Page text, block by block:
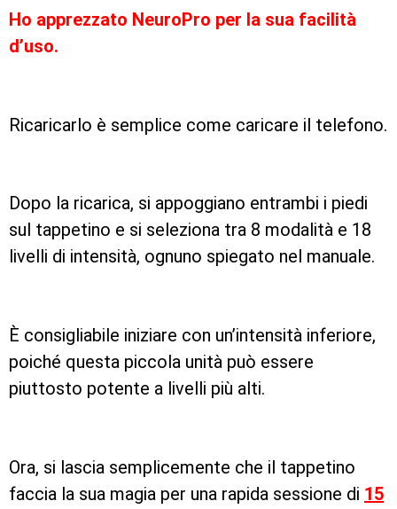
Ho apprezzato NeuroPro per la sua facilità
d’uso.
Ricaricarlo è semplice come caricare il telefono.
Dopo la ricarica, si appoggiano entrambi i piedi
sul tappetino e si seleziona tra 8 modalità e 18
livelli di intensità, ognuno spiegato nel manuale.
È consigliabile iniziare con un’intensità inferiore,
poiché questa piccola unità può essere
piuttosto potente a livelli più alti.
Ora, si lascia semplicemente che il tappetino
faccia la sua magia per una rapida sessione di 15